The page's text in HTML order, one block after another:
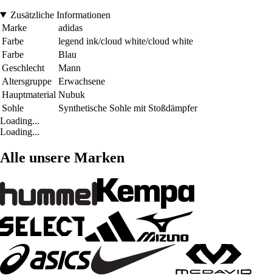
Zusätzliche Informationen
Marke
adidas
Farbe
legend ink/cloud white/cloud white
Farbe
Blau
Geschlecht
Mann
Altersgruppe
Erwachsene
Hauptmaterial Nubuk
Sohle
Synthetische Sohle mit Stoßdämpfer
Loading...
Loading...
Alle unsere Marken